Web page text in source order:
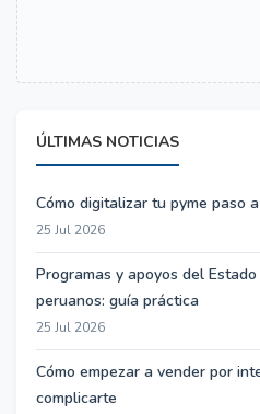
ÚLTIMAS NOTICIAS
Cómo digitalizar tu pyme paso
25 Jul 2026
Programas y apoyos del
peruanos: guía práctica
25 Jul 2026
Cómo empezar a vender por
complicarte